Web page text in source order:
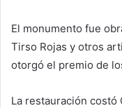
El monumento fue
Tirso Rojas y otros
otorgó el premio de
La restauración costó